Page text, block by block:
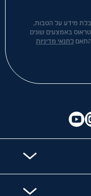
מידע על הטבות,
באמצעים שונים
לתנאי מדיניות